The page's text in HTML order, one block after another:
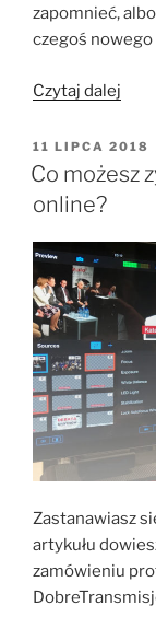
zapomnieć,
czegoś nowego
Czytaj dalej
OPUBLIKOWANE
W
11 LIPCA 2018
Co możesz
online?
Zastanawiasz
artykułu
zamówieniu